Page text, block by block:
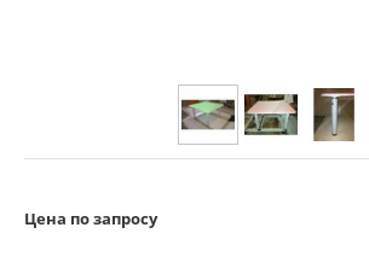
Цена по запросу